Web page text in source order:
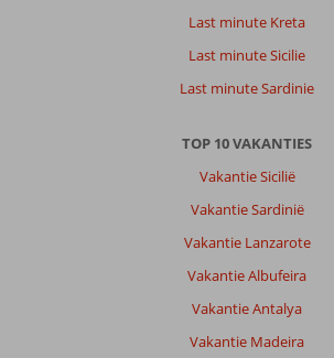
Last minute Kreta
Last minute Sicilie
Last minute Sardinie
TOP 10 VAKANTIES
Vakantie Sicilië
Vakantie Sardinië
Vakantie Lanzarote
Vakantie Albufeira
Vakantie Antalya
Vakantie Madeira